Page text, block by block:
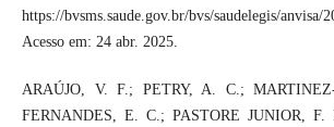
https://bvsms.saude.gov.br/bvs/saudelegis/anvisa/
Acesso em: 24 abr. 2025.
ARAÚJO, V. F.; PETRY, A. C.;
FERNANDES, E. C.; PASTORE JUNIOR, F.